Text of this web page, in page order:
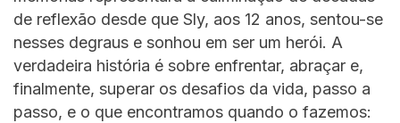
de reflexão desde que Sly, aos 12 anos, sentou-se
nesses degraus e sonhou em ser um herói. A
verdadeira história é sobre enfrentar, abraçar e,
finalmente, superar os desafios da vida, passo a
passo, e o que encontramos quando o fazemos: